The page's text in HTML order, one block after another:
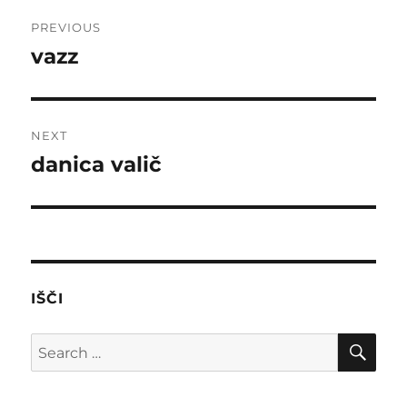
navigation
PREVIOUS
Previous
vazz
NEXT
Next
danica valič
IŠČI
Search
for: